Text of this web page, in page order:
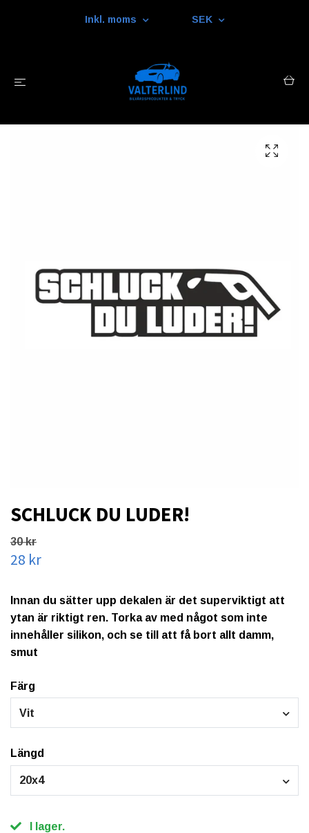
Inkl. moms SEK
SCHLUCK DU LUDER!
30 kr
28 kr
Innan du sätter upp dekalen är det superviktigt att
ytan är riktigt ren. Torka av med något som inte
innehåller silikon, och se till att få bort allt damm,
smut
Färg
Vit
Längd
20x4
I lager.